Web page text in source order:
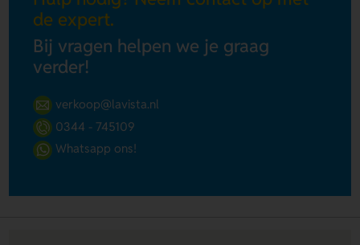
de expert.
Bij vragen helpen we je graag
verder!
verkoop@lavista.nl
0344 - 745109
Whatsapp ons!